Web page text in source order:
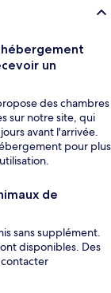
un
des chambres
sur notre site, qui
avant l'arrivée.
pour plus
de
sans supplément.
disponibles. Des